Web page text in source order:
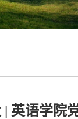
| 英语学院